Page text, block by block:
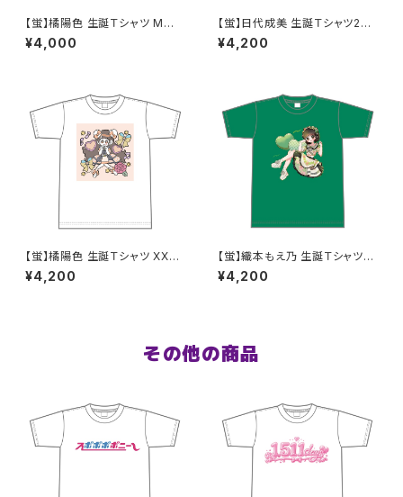
【蛍】橘陽色 生誕Ｔシャツ M〜X
Lサイズ
¥4,000
【蛍】日代成美 生誕Ｔシャツ202
5 XXL〜XXXLサイズ
¥4,200
【蛍】橘陽色 生誕Ｔシャツ XX
L〜XXXLサイズ
¥4,200
【蛍】織本もえ乃 生誕Ｔシャツ2
025 XXL〜XXXLサイズ
¥4,200
その他の商品